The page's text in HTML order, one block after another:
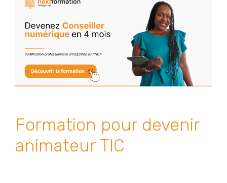
Formation pour devenir
animateur TIC